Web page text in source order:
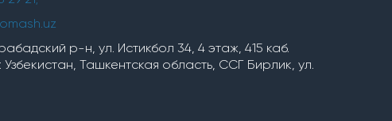
р-н, ул. Истикбол 34, 4 этаж, 415 каб.
Ташкентская область, ССГ Бирлик, ул.